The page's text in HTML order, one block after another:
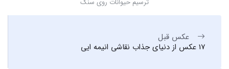
ترسیم حیوانات روی سنگ
عکس قبل
17 عکس از دنیای جذاب نقاشی انیمه ایی